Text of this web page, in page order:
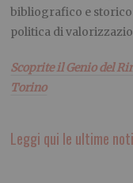
bibliografico e
politica di
Scoprite il Genio del
Torino
Leggi qui le ultime